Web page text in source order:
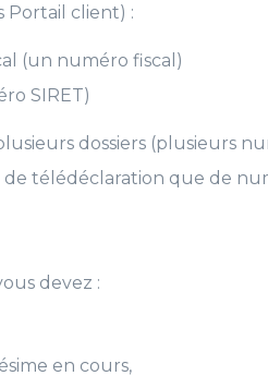
Portail client) :
(un numéro fiscal)
SIRET)
dossiers (plusieurs
télédéclaration que de
devez :
en cours,